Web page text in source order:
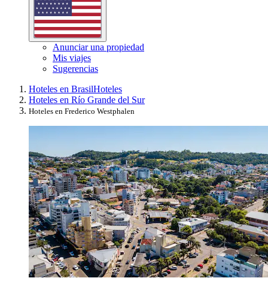
Anunciar una propiedad
Mis viajes
Sugerencias
Hoteles en BrasilHoteles
Hoteles en Río Grande del Sur
Hoteles en Frederico Westphalen